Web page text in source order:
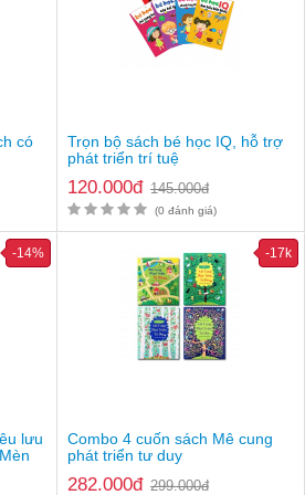
kết tình cảm gia đình.
có
Trọn bộ sách bé học IQ, hỗ trợ
phát triển trí tuệ
120.000đ 145.000đ
(0 đánh giá)
lưu
-14%
Combo 4 cuốn sách Mê cung
phát triển tư duy
282.000đ 299.000đ
-17k